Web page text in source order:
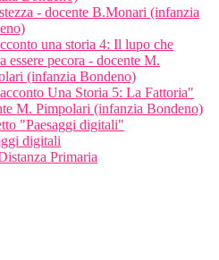
- docente B.Monari (infanzia
una storia 4: Il lupo che
essere pecora - docente M.
(infanzia Bondeno)
Una Storia 5: La Fattoria"
M. Pimpolari (infanzia Bondeno)
"Paesaggi digitali"
digitali
Primaria